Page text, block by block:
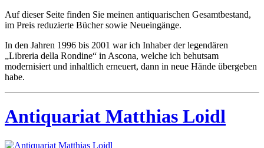
Auf dieser Seite finden Sie meinen antiquarischen Gesamtbestand,
im Preis reduzierte Bücher sowie Neueingänge.
In den Jahren 1996 bis 2001 war ich Inhaber der legendären
„Libreria della Rondine“ in Ascona, welche ich behutsam
modernisiert und inhaltlich erneuert, dann in neue Hände übergeben
habe.
Antiquariat Matthias Loidl